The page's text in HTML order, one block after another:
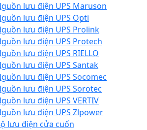
lưu điện UPS Maruson
lưu điện UPS Opti
lưu điện UPS Prolink
lưu điện UPS Protech
lưu điện UPS RIELLO
lưu điện UPS Santak
lưu điện UPS Socomec
lưu điện UPS Sorotec
lưu điện UPS VERTIV
lưu điện UPS Zlpower
lưu điện cửa cuốn